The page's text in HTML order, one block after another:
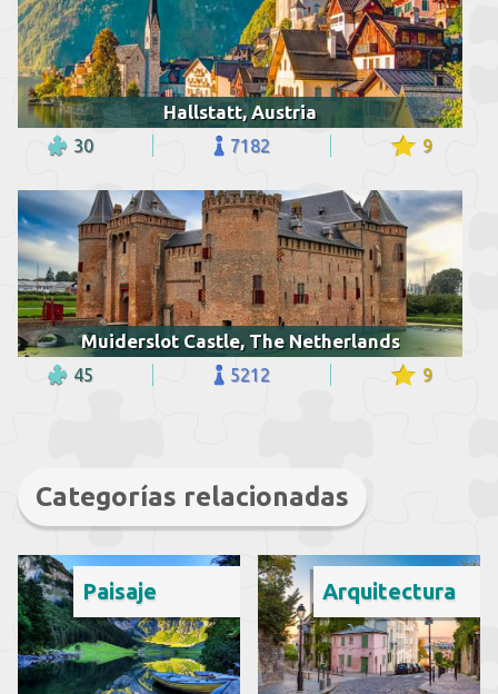
Hallstatt, Austria
30 7182 9
Muiderslot Castle, The Netherlands
45 5212 9
Categorías relacionadas
Paisaje Arquitectura